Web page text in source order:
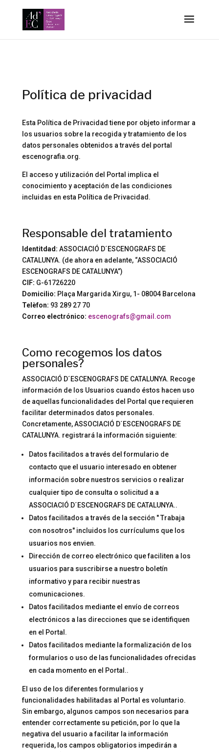
Política de privacidad
Esta Política de Privacidad tiene por objeto informar a
los usuarios sobre la recogida y tratamiento de los
datos personales obtenidos a través del portal
escenografia.org.
El acceso y utilización del Portal implica el
conocimiento y aceptación de las condiciones
incluidas en esta Política de Privacidad.
Responsable del tratamiento
Identitdad: ASSOCIACIÓ D´ESCENOGRAFS DE
CATALUNYA. (de ahora en adelante, “ASSOCIACIÓ
ESCENOGRAFS DE CATALUNYA”)
CIF: G-61726220
Domicilio: Plaça Margarida Xirgu, 1- 08004 Barcelona
Telèfon: 93 289 27 70
Correo electrónico: escenografs@gmail.com
Como recogemos los datos
personales?
ASSOCIACIÓ D´ESCENOGRAFS DE CATALUNYA. Recoge
información de los Usuarios cuando éstos hacen uso
de aquellas funcionalidades del Portal que requieren
facilitar determinados datos personales.
Concretamente, ASSOCIACIÓ D´ESCENOGRAFS DE
CATALUNYA. registrará la información siguiente:
Datos facilitados a través del formulario de
contacto que el usuario interesado en obtener
información sobre nuestros servicios o realizar
cualquier tipo de consulta o solicitud a a
ASSOCIACIÓ D´ESCENOGRAFS DE CATALUNYA..
Datos facilitados a través de la sección " Trabaja
con nosotros" incluidos los currículums que los
usuarios nos envien.
Dirección de correo electrónico que faciliten a los
usuarios para suscribirse a nuestro boletín
informativo y para recibir nuestras
comunicaciones.
Datos facilitados mediante el envío de correos
electrónicos a las direcciones que se identifiquen
en el Portal.
Datos facilitados mediante la formalización de los
formularios o uso de las funcionalidades ofrecidas
en cada momento en el Portal..
El uso de los diferentes formularios y
funcionalidades habilitadas al Portal es voluntario.
Sin embargo, algunos campos son necesarios para
entender correctamente su petición, por lo que la
negativa del usuario a facilitar la información
requerida, los campos obligatorios impedirán a